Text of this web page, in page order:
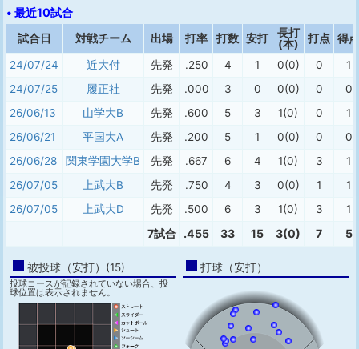
• 最近10試合
試合日 対戦チーム 出場 打率 打数 安打
長打
(本)
打点 得点
24/07/24 近大付 先発 .250 4 1 0(0) 0
1
24/07/25
履正社 先発 .000 3 0 0(0) 0
0
26/06/13
山学大B 先発 .600 5 3 1(0) 0
1
26/06/21
平国大A 先発 .200 5 1 0(0) 0
0
26/06/28
関東学園大学B 先発 .667 6 4 1(0) 3
1
26/07/05
上武大B 先発 .750 4 3 0(0) 1
1
26/07/05
上武大D 先発 .500 6 3 1(0) 3 1
7試合 .455 33 15 3(0) 7 5
被投球（安打）(15)
投球コースが記録されていない場合、投
球位置は表示されません。
打球（安打）